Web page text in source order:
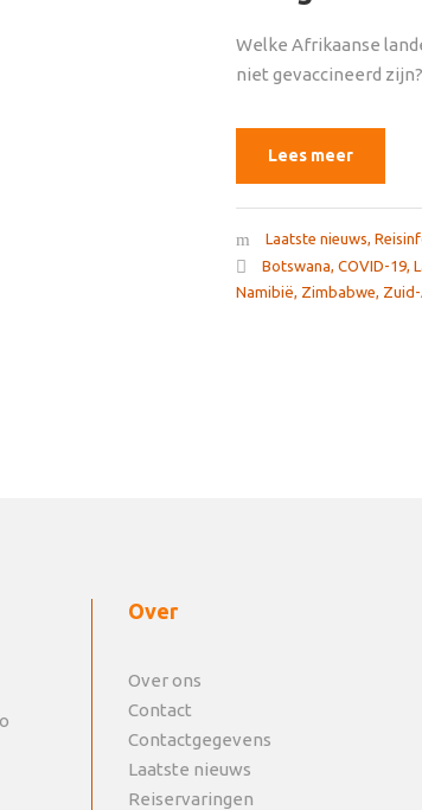
Welke Afrikaanse
niet gevaccineerd zijn?
Lees meer
Laatste nieuws,
Botswana, COVID-19,
Namibië, Zimbabwe,
Over
Over ons
Contact
Contactgegevens
Laatste nieuws
Reiservaringen